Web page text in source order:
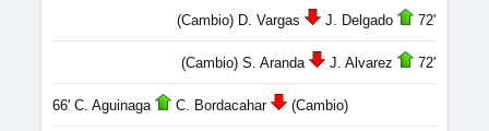
(Cambio) D. Vargas J. Delgado 72'
(Cambio) S. Aranda J. Alvarez 72'
66' C. Aguinaga C. Bordacahar (Cambio)